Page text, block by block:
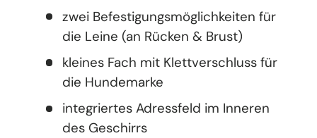
zwei Befestigungsmöglichkeiten für
die Leine (an Rücken & Brust)
kleines Fach mit Klettverschluss für
die Hundemarke
integriertes Adressfeld im Inneren
des Geschirrs